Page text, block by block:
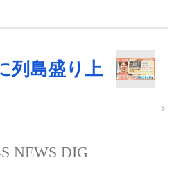
列島盛り上
NEWS DIG